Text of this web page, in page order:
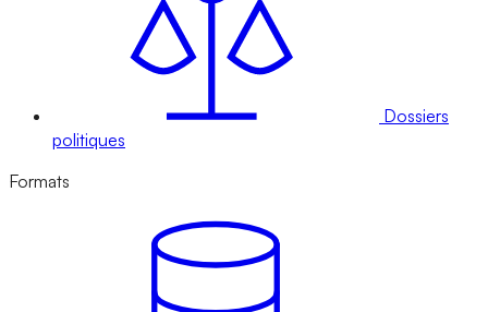
Dossiers
politiques
Formats